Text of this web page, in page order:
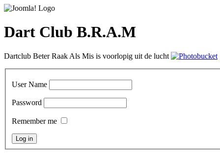
Dart Club B.R.A.M
Dartclub Beter Raak Als Mis is voorlopig uit de lucht
User Name
Password
Remember me